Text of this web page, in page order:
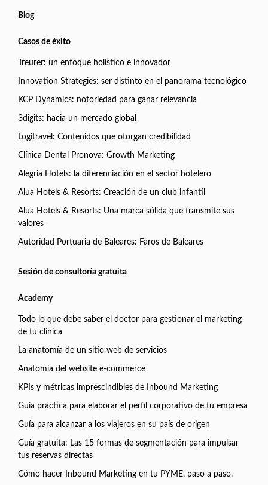
Blog
Casos de éxito
Treurer: un enfoque holístico e innovador
Innovation Strategies: ser distinto en el panorama tecnológico
KCP Dynamics: notoriedad para ganar relevancia
3digits: hacia un mercado global
Logitravel: Contenidos que otorgan credibilidad
Clínica Dental Pronova: Growth Marketing
Alegria Hotels: la diferenciación en el sector hotelero
Alua Hotels & Resorts: Creación de un club infantil
Alua Hotels & Resorts: Una marca sólida que transmite sus
valores
Autoridad Portuaria de Baleares: Faros de Baleares
Sesión de consultoría gratuita
Academy
Todo lo que debe saber el doctor para gestionar el marketing
de tu clínica
La anatomía de un sitio web de servicios
Anatomía del website e-commerce
KPIs y métricas imprescindibles de Inbound Marketing
Guía práctica para elaborar el perfil corporativo de tu empresa
Guía para alcanzar a los viajeros en su país de origen
Guía gratuita: Las 15 formas de segmentación para impulsar
tus reservas directas
Cómo hacer Inbound Marketing en tu PYME, paso a paso.